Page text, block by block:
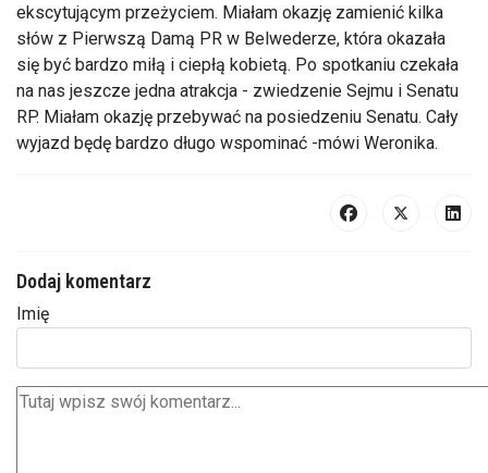
ekscytującym przeżyciem. Miałam okazję zamienić kilka
słów z Pierwszą Damą PR w Belwederze, która okazała
się być bardzo miłą i ciepłą kobietą. Po spotkaniu czekała
na nas jeszcze jedna atrakcja - zwiedzenie Sejmu i Senatu
RP. Miałam okazję przebywać na posiedzeniu Senatu. Cały
wyjazd będę bardzo długo wspominać -mówi Weronika.
Dodaj komentarz
Imię